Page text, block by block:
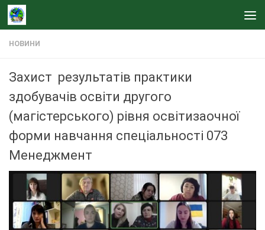
Skip to content
НОВИНИ
Захист результатів практики
здобувачів освіти другого
(магістерського) рівня освітизаочної
форми навчання спеціальності 073
Менеджмент